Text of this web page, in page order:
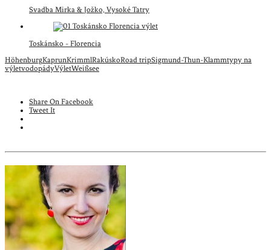
Svadba Mirka & Jožko, Vysoké Tatry
Toskánsko - Florencia
HöhenburgKaprunKrimmlRakúskoRoad tripSigmund-Thun-Klammtypy na
výletvodopádyVýletWeißsee
Share On Facebook
Tweet It